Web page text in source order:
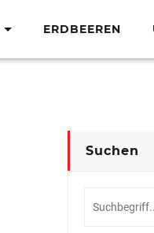
ERDBEEREN
Suchen